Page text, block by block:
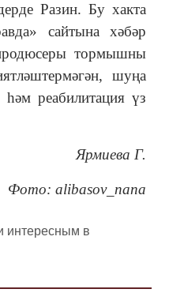
Разин. Бу хакта
сайтына хәбәр
тормышны
шуңа
реабилитация үз
Ярмиева Г.
Фото: alibasov_nana
интересным в